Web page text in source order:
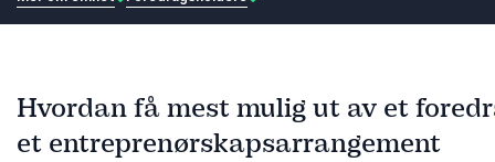
Hvordan få mest mulig ut av et
et entreprenørskapsarrangement